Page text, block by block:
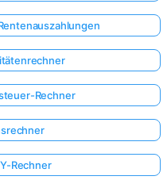
Rechner
Rechner